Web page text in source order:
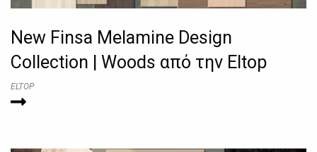
New Finsa Melamine Design
Collection | Woods από την Eltop
ELTOP